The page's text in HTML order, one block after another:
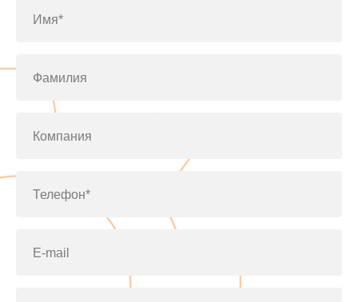
Имя*
Фамилия
Компания
Телефон*
E-mail